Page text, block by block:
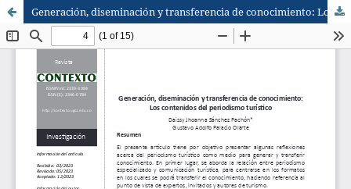
Generación, diseminación y transferencia de conocimiento: Los contenidos del periodismo turístico